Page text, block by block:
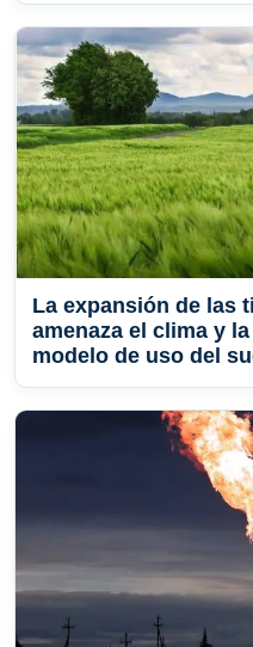
La expansión de las
amenaza el clima y
modelo de uso del